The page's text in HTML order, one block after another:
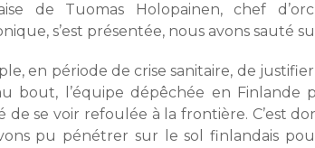
de Tuomas Holopainen, chef
s’est présentée, nous avons sauté
en période de crise sanitaire, de
bout, l’équipe dépêchée en
de se voir refoulée à la frontière. C’est
pu pénétrer sur le sol finlandais